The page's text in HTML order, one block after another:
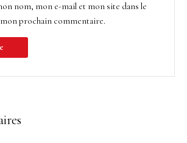
nom, mon e-mail et mon site dans le
prochain commentaire.